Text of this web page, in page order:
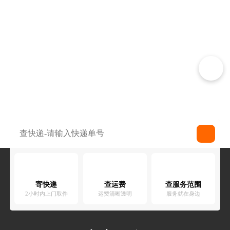
寄快递
2小时内上门取件
查运费
运费清晰透明
查服务范围
服务就在身边